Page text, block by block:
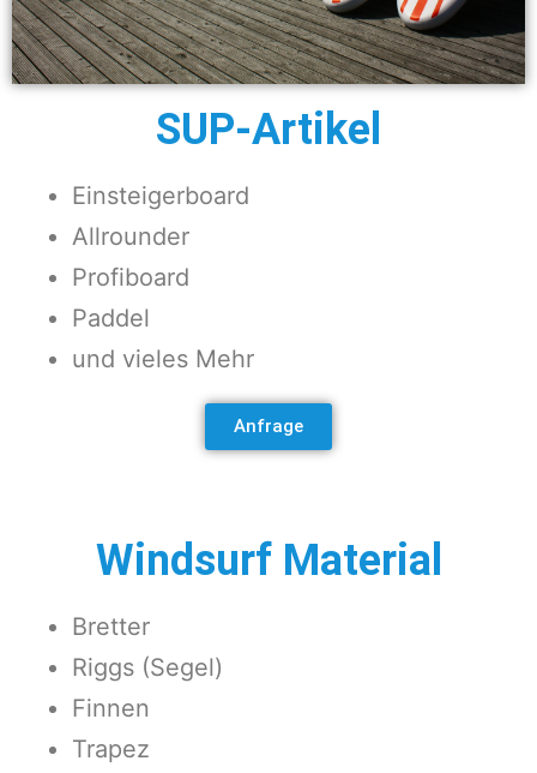
SUP-Artikel
Einsteigerboard
Allrounder
Profiboard
Paddel
und vieles Mehr
Anfrage
Windsurf Material
Bretter
Riggs (Segel)
Finnen
Trapez